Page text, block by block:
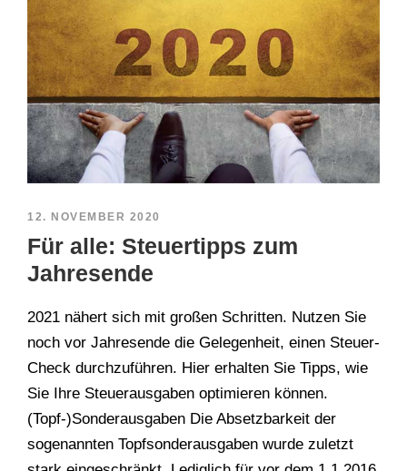
12. NOVEMBER 2020
Für alle: Steuertipps zum
Jahresende
2021 nähert sich mit großen Schritten. Nutzen Sie
noch vor Jahresende die Gelegenheit, einen Steuer-
Check durchzuführen. Hier erhalten Sie Tipps, wie
Sie Ihre Steuerausgaben optimieren können.
(Topf-)Sonderausgaben Die Absetzbarkeit der
sogenannten Topfsonderausgaben wurde zuletzt